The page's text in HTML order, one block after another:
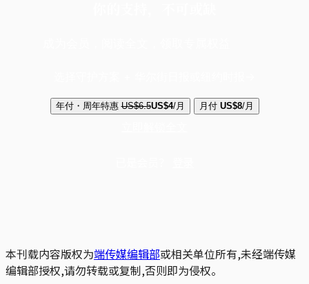
年付・周年特惠 US$6.5US$4/月 月付 US$8/月
本刊载内容版权为端传媒编辑部或相关单位所有,未经端传媒
编辑部授权,请勿转载或复制,否则即为侵权。